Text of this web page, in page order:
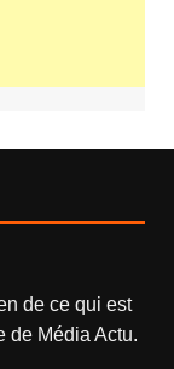
de ce qui est
de Média Actu.